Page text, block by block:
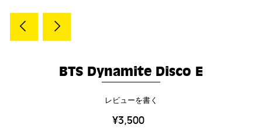
BTS Dynamite Disco E
レビューを書く
¥3,500